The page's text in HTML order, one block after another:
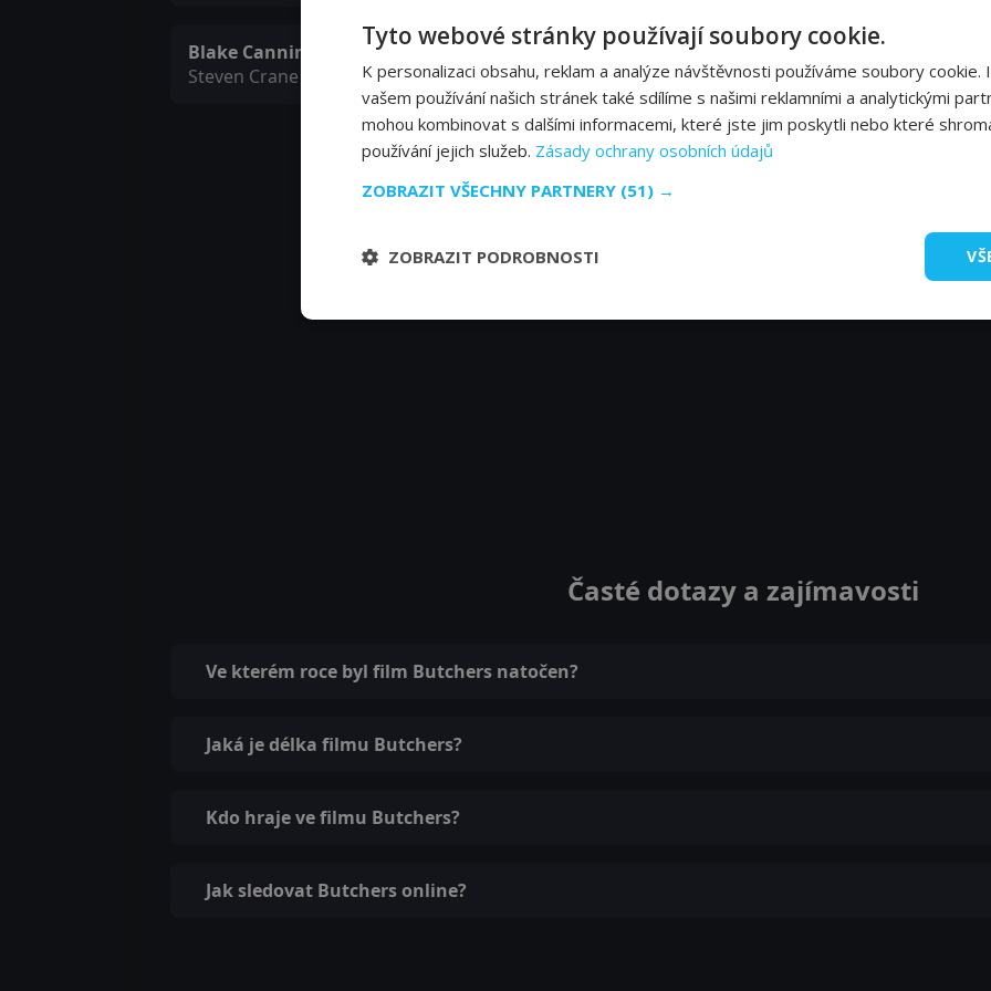
Blake Canning
Steven Crane
Samantha De Benedet
Celeste
Časté dotazy a zajímavosti
Ve kterém roce byl film Butchers natočen?
Jaká je délka filmu Butchers?
Kdo hraje ve filmu Butchers?
Jak sledovat Butchers online?
Tyto webové stránky používají soubory cookie.
K personalizaci obsahu, reklam a analýze návštěvnosti používáme soubory cookie.
vašem používání našich stránek také sdílíme s našimi reklamními a analytickými
mohou kombinovat s dalšími informacemi, které jste jim poskytli nebo které
používání jejich služeb. Zásady ochrany osobních údajů
ZOBRAZIT VŠECHNY PARTNERY (51) →
ZOBRAZIT PODROBNOSTI